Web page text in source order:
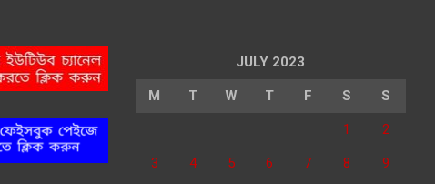
JULY 2023
M T W T F S S
1 2
3 4 5 6 7 8 9